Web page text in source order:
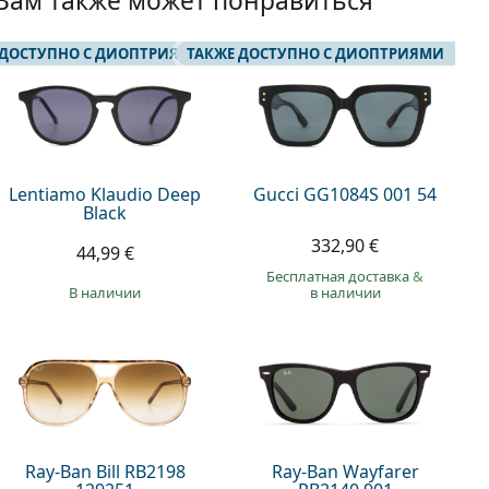
Lentiamo Klaudio Deep
Black
ДОСТУПНО С ДИОПТРИЯМИ
44,99 €
в наличии
Gucci GG1084S 001 54
ТАКЖЕ ДОСТУПНО С ДИОПТРИЯМИ
332,90 €
Бесплатная доставка&
в наличии
Ray-Ban Bill RB2198 Ray-Ban Wayfarer